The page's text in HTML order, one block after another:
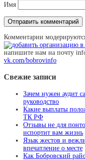
Имя
Комментарии
напишите нам на почту
vk.com/bobrovinfo
Свежие записи
Зачем нужен аудит
руководство
Какие выплаты
ТК РФ
Отзывы не для
испортит вам жизнь
Язык жестов и
впечатление о месте
Как Бобровский